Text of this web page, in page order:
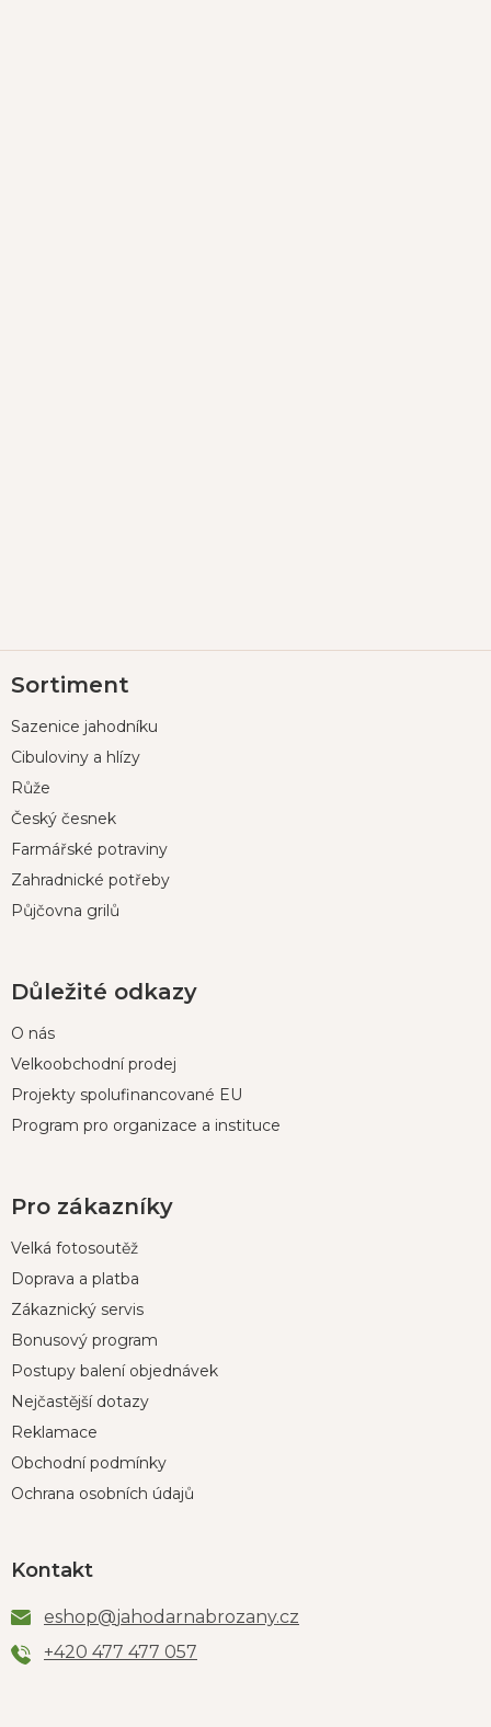
á
a
Sortiment
Sazenice jahodníku
Cibuloviny a hlízy
Růže
Český česnek
Farmářské potraviny
Zahradnické potřeby
Půjčovna grilů
Důležité odkazy
O nás
Velkoobchodní prodej
Projekty spolufinancované EU
Program pro organizace a instituce
Pro zákazníky
Velká fotosoutěž
Doprava a platba
Zákaznický servis
Bonusový program
Postupy balení objednávek
Nejčastější dotazy
Reklamace
Obchodní podmínky
Ochrana osobních údajů
Kontakt
eshop@jahodarnabrozany.cz
+420 477 477 057